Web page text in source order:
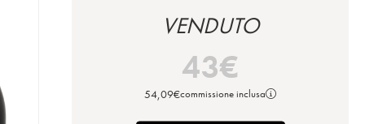
VENDUTO
43€
54,09€commissione inclusa